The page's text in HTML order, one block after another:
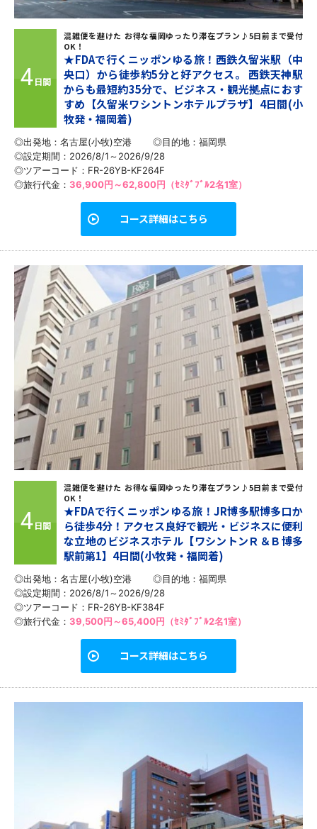
4日間
混雑便を避けた お得な福岡ゆったり滞在プラン♪5日前まで受付
OK！
★FDAで行くニッポンゆる旅！西鉄久留米駅（中
央口）から徒歩約5分と好アクセス。 西鉄天神駅
からも最短約35分で、ビジネス・観光拠点におす
すめ【久留米ワシントンホテルプラザ】4日間(小
牧発・福岡着)
◎出発地：名古屋(小牧)空港 ◎目的地： 福岡県
◎設定期間：2026/8/1～2026/9/28
◎ツアーコード：FR-26YB-KF264F
◎旅行代金： 36,900円～62,800円（ｾﾐﾀﾞﾌﾞﾙ2名1室）
コース詳細はこちら
4日間
混雑便を避けた お得な福岡ゆったり滞在プラン♪5日前まで受付
OK！
★FDAで行くニッポンゆる旅！JR博多駅博多口か
ら徒歩4分！アクセス良好で観光・ビジネスに便利
な立地のビジネスホテル【ワシントンＲ＆Ｂ博多
駅前第1】4日間(小牧発・福岡着)
◎出発地：名古屋(小牧)空港 ◎目的地： 福岡県
◎設定期間：2026/8/1～2026/9/28
◎ツアーコード：FR-26YB-KF384F
◎旅行代金： 39,500円～65,400円（ｾﾐﾀﾞﾌﾞﾙ2名1室）
コース詳細はこちら